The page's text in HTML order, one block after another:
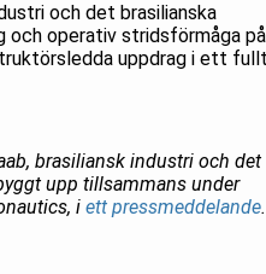
och det brasilianska
operativ stridsförmåga på
uppdrag i ett
brasiliansk industri och det
upp tillsammans under
i ett pressmeddelande.